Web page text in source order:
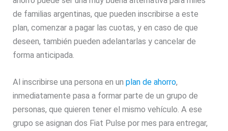
de familias argentinas, que pueden inscribirse a este
plan, comenzar a pagar las cuotas, y en caso de que
deseen, también pueden adelantarlas y cancelar de
forma anticipada.
Al inscribirse una persona en unplan de ahorro,
inmediatamente pasa a formar parte de un grupo de
personas, que quieren tener el mismo vehículo. A ese
grupo se asignan dos Fiat Pulse por mes para entregar,